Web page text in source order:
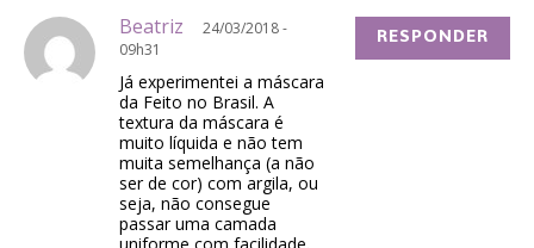
Beatriz
24/03/2018 -
09h31
Já experimentei a máscara
da Feito no Brasil. A
textura da máscara é
muito líquida e não tem
muita semelhança (a não
ser de cor) com argila, ou
seja, não consegue
passar uma camada
RESPONDER